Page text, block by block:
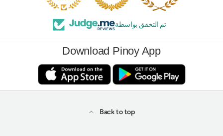
تم التحقق بواسطة
Download Pinoy App
Back to top